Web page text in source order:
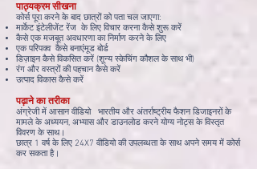
पाठ्यक्रम सीखना
कोर्स पूरा करने के बाद छात्रों को पता चल जाएगा:
मार्केट इंटेलीजेंट रेंज के लिए विचार करना कैसे शुरू करें
कैसे एक मजबूत अवधारणा का निर्माण करने के लिए
एक परिपक्व कैसे बनाएंमूड बोर्ड
डिज़ाइन कैसे विकसित करें (शून्य स्केचिंग कौशल के साथ भी)
रंग और वस्त्रों की पहचान कैसे करें
उत्पाद विकास कैसे करें
पढ़ाने का तरीका
अंग्रेजी में आसान वीडियो भारतीय और अंतर्राष्ट्रीय फैशन डिजाइनरों के
मामले के अध्ययन, अभ्यास और डाउनलोड करने योग्य नोट्स के विस्तृत
विवरण के साथ।
छात्र 1 वर्ष के लिए 24X7 वीडियो की उपलब्धता के साथ अपने समय में कोर्स
कर सकता है।